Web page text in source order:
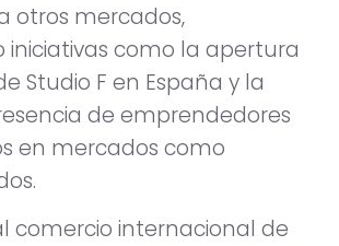
otros mercados,
como la apertura
Studio F en España y la
de emprendedores
en mercados como
comercio internacional de